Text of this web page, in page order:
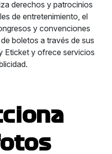
derechos y patrocinios
de entretenimiento, el
y convenciones
boletos a través de sus
Eticket y ofrece servicios